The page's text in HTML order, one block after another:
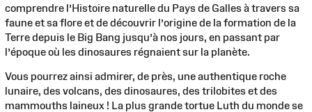
comprendre l’Histoire naturelle du Pays de Galles à travers sa
faune et sa flore et de découvrir l’origine de la formation de la
Terre depuis le Big Bang jusqu’à nos jours, en passant par
l’époque où les dinosaures régnaient sur la planète.
Vous pourrez ainsi admirer, de près, une authentique roche
lunaire, des volcans, des dinosaures, des trilobites et des
mammouths laineux ! La plus grande tortue Luth du monde se